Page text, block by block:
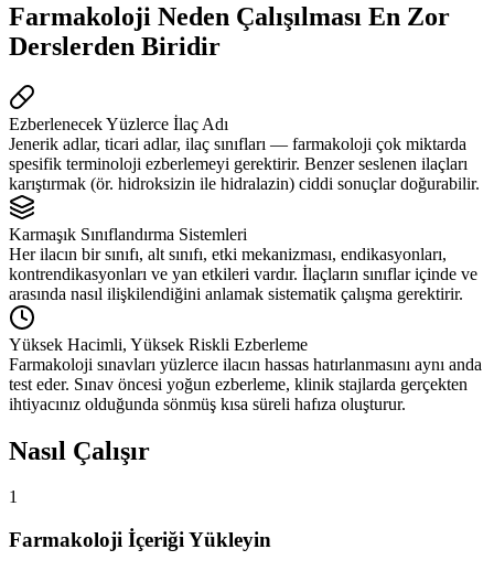
Farmakoloji Neden Çalışılması En Zor
Derslerden Biridir
Ezberlenecek Yüzlerce İlaç Adı
Jenerik adlar, ticari adlar, ilaç sınıfları — farmakoloji çok miktarda
spesifik terminoloji ezberlemeyi gerektirir. Benzer seslenen ilaçları
karıştırmak (ör. hidroksizin ile hidralazin) ciddi sonuçlar doğurabilir.
Karmaşık Sınıflandırma Sistemleri
Her ilacın bir sınıfı, alt sınıfı, etki mekanizması, endikasyonları,
kontrendikasyonları ve yan etkileri vardır. İlaçların sınıflar içinde ve
arasında nasıl ilişkilendiğini anlamak sistematik çalışma gerektirir.
Yüksek Hacimli, Yüksek Riskli Ezberleme
Farmakoloji sınavları yüzlerce ilacın hassas hatırlanmasını aynı anda
test eder. Sınav öncesi yoğun ezberleme, klinik stajlarda gerçekten
ihtiyacınız olduğunda sönmüş kısa süreli hafıza oluşturur.
Nasıl Çalışır
1
Farmakoloji İçeriği Yükleyin